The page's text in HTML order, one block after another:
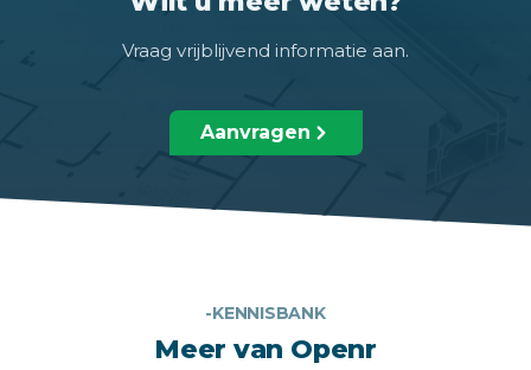
Vraag vrijblijvend informatie aan.
Aanvragen
-KENNISBANK
Meer van Openr